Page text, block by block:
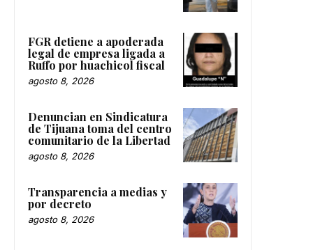
FGR detiene a apoderada
legal de empresa ligada a
Ruffo por huachicol fiscal
agosto 8, 2026
Denuncian en Sindicatura
de Tijuana toma del centro
comunitario de la Libertad
agosto 8, 2026
Transparencia a medias y
por decreto
agosto 8, 2026